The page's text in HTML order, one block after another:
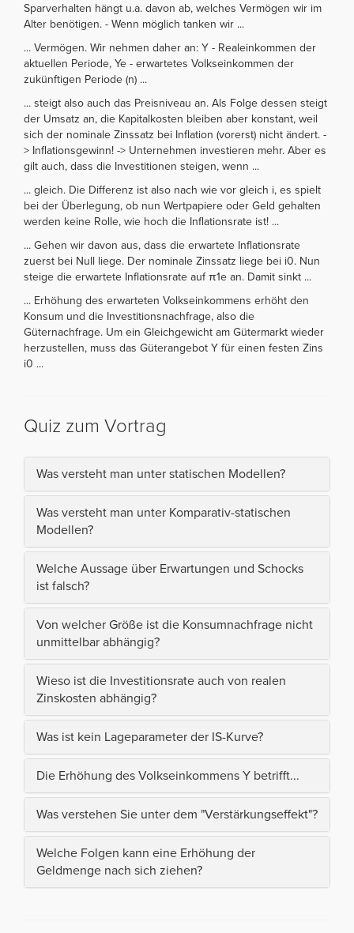
Sparverhalten hängt u.a. davon ab, welches Vermögen wir im
Alter benötigen. - Wenn möglich tanken wir ...
... Vermögen. Wir nehmen daher an: Y - Realeinkommen der
aktuellen Periode, Ye - erwartetes Volkseinkommen der
zukünftigen Periode (n) ...
... steigt also auch das Preisniveau an. Als Folge dessen steigt
der Umsatz an, die Kapitalkosten bleiben aber konstant, weil
sich der nominale Zinssatz bei Inflation (vorerst) nicht ändert. -
> Inflationsgewinn! -> Unternehmen investieren mehr. Aber es
gilt auch, dass die Investitionen steigen, wenn ...
... gleich. Die Differenz ist also nach wie vor gleich i, es spielt
bei der Überlegung, ob nun Wertpapiere oder Geld gehalten
werden keine Rolle, wie hoch die Inflationsrate ist! ...
... Gehen wir davon aus, dass die erwartete Inflationsrate
zuerst bei Null liege. Der nominale Zinssatz liege bei i0. Nun
steige die erwartete Inflationsrate auf π1e an. Damit sinkt ...
... Erhöhung des erwarteten Volkseinkommens erhöht den
Konsum und die Investitionsnachfrage, also die
Güternachfrage. Um ein Gleichgewicht am Gütermarkt wieder
herzustellen, muss das Güterangebot Y für einen festen Zins
i0 ...
Quiz zum Vortrag
Was versteht man unter statischen Modellen?
Was versteht man unter Komparativ-statischen
Modellen?
Welche Aussage über Erwartungen und Schocks
ist falsch?
Von welcher Größe ist die Konsumnachfrage nicht
unmittelbar abhängig?
Wieso ist die Investitionsrate auch von realen
Zinskosten abhängig?
Was ist kein Lageparameter der IS-Kurve?
Die Erhöhung des Volkseinkommens Y betrifft...
Was verstehen Sie unter dem "Verstärkungseffekt"?
Welche Folgen kann eine Erhöhung der
Geldmenge nach sich ziehen?